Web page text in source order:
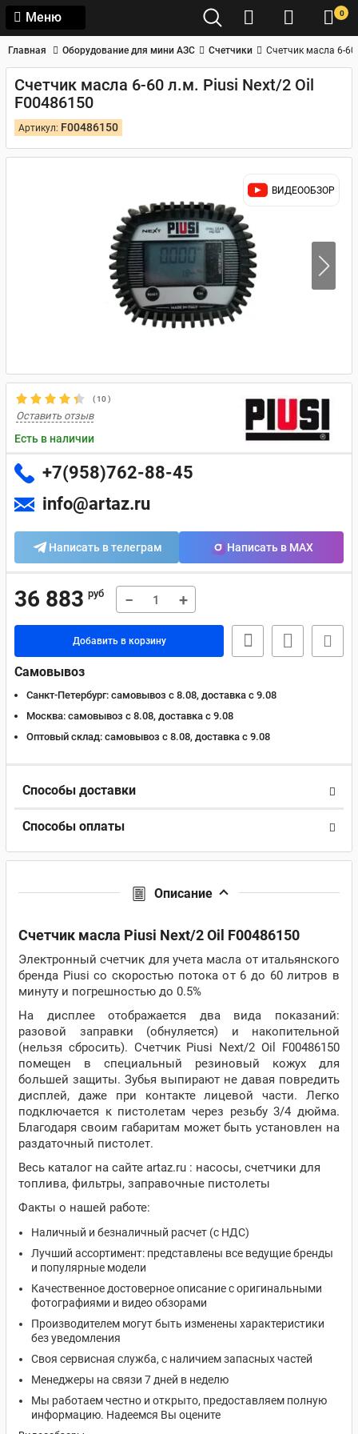
Меню 0
Главная Оборудование для мини АЗС Счетчики Счетчик масла 6-
Счетчик масла 6-60 л.м. Piusi Next/2 Oil
F00486150
Артикул: F00486150
ВИДЕООБЗОР
(10)
Оставить отзыв
Есть в наличии
+7(958)762-88-45
info@artaz.ru
Написать в телеграм Написать в MAX
36 883 руб − +
Добавить в корзину
Самовывоз
Санкт-Петербург: самовывоз с 8.08, доставка c 9.08
Москва: самовывоз с 8.08, доставка c 9.08
Оптовый склад: самовывоз с 8.08, доставка c 9.08
Способы доставки
Способы оплаты
Описание
Счетчик масла Piusi Next/2 Oil F00486150
Электронный счетчик для учета масла от итальянского
бренда Piusi со скоростью потока от 6 до 60 литров в
минуту и погрешностью до 0.5%
На дисплее отображается два вида показаний:
разовой заправки (обнуляется) и накопительной
(нельзя сбросить). Счетчик Piusi Next/2 Oil F00486150
помещен в специальный резиновый кожух для
большей защиты. Зубья выпирают не давая повредить
дисплей, даже при контакте лицевой части. Легко
подключается к пистолетам через резьбу 3/4 дюйма.
Благодаря своим габаритам может быть установлен на
раздаточный пистолет.
Весь каталог на сайте artaz.ru : насосы, счетчики для
топлива, фильтры, заправочные пистолеты
Факты о нашей работе:
Наличный и безналичный расчет (с НДС)
Лучший ассортимент: представлены все ведущие бренды
и популярные модели
Качественное достоверное описание с оригинальными
фотографиями и видео обзорами
Производителем могут быть изменены характеристики
без уведомления
Своя сервисная служба, с наличием запасных частей
Менеджеры на связи 7 дней в неделю
Мы работаем честно и открыто, предоставляем полную
информацию. Надеемся Вы оцените